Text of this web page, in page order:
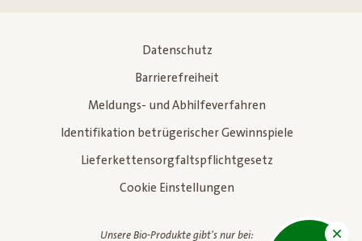
Datenschutz
Barrierefreiheit
Meldungs- und Abhilfeverfahren
Identifikation betrügerischer Gewinnspiele
Lieferkettensorgfaltspflichtgesetz
Cookie Einstellungen
Unsere Bio-Produkte gibt's nur bei: